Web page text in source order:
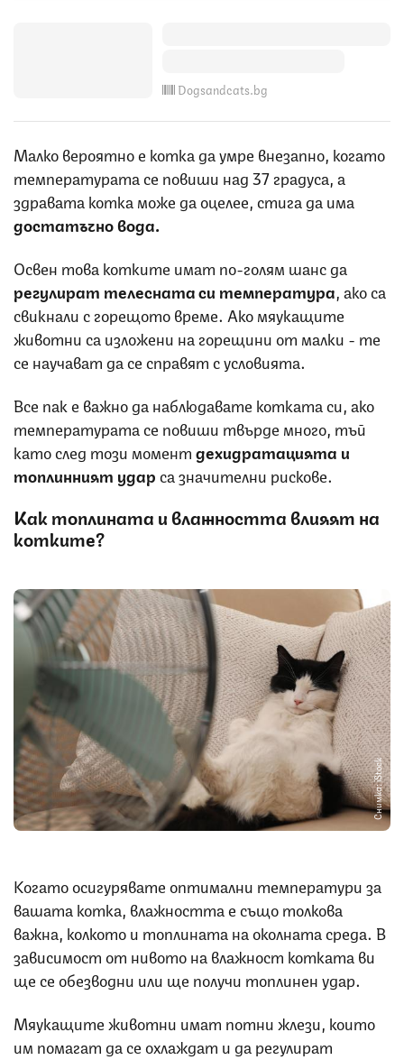
Dogsandcats.bg
Малко вероятно е котка да умре внезапно, когато
температурата се повиши над 37 градуса, а
здравата котка може да оцелее, стига да има
достатъчно вода.
Освен това котките имат по-голям шанс да
регулират телесната си температура , ако са
свикнали с горещото време. Ако мяукащите
животни са изложени на горещини от малки - те
се научават да се справят с условията.
Все пак е важно да наблюдавате котката си, ако
температурата се повиши твърде много, тъй
като след този моментдехидратацията и
топлинният ударса значителни рискове.
Как топлината и влажността влияят на
котките?
Снимка: iStock
Когато осигурявате оптимални температури за
вашата котка, влажността е също толкова
важна, колкото и топлината на околната среда. В
зависимост от нивото на влажност котката ви
ще се обезводни или ще получи топлинен удар.
Мяукащите животни имат потни жлези, които
им помагат да се охлаждат и да регулират